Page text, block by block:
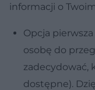
informacji o
Opcja
osobę do
zadecydować,
dostępne).